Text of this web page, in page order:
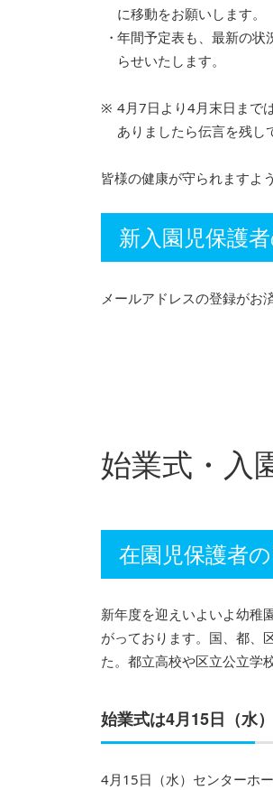
に移動をお願いします。
年間予定表も、最新の状
らせいたします。
4月7日より4月末日まで
ありましたら伝言を残し
皆様の健康が守られますよ
新入園児保護
メールアドレスの登録がお
始業式・入
在園児保護者
新年度を迎えいよいよ幼稚
がっております。国、都、
た。都立高校や区立公立学
始業式は4月15日（水
4月15日（水）センターホ